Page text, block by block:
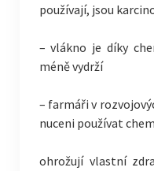
používají, jsou
– vlákno je díky
méně vydrží
– farmáři v
nuceni používat
ohrožují vlastní